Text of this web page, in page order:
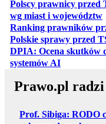
Polscy prawnicy przed
wg miast i województw
Ranking prawników
Polskie sprawy przed
DPIA: Ocena skutków
systemów AIotwiera się
Prawo.pl radzi
Prof. Sibiga: RODO